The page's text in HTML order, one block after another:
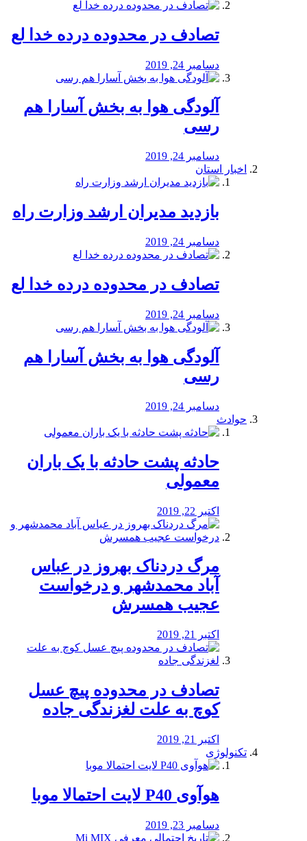
تصادف در محدوده درده خدا لع
دسامبر 24, 2019
آلودگی هوا به بخش آسارا هم
رسی
دسامبر 24, 2019
اخبار استان
بازدید مدیران ارشد وزارت راه
دسامبر 24, 2019
تصادف در محدوده درده خدا لع
دسامبر 24, 2019
آلودگی هوا به بخش آسارا هم
رسی
دسامبر 24, 2019
حوادث
️حادثه پشت حادثه با یک باران
معمولی
اکتبر 22, 2019
مرگ دردناک بهروز در عباس
آباد محمدشهر و درخواست
عجیب همسرش
اکتبر 21, 2019
تصادف در محدوده پیچ عسل
کوچ به علت لغزندگی جاده
اکتبر 21, 2019
تکنولوژی
هوآوی P40 لایت احتمالا موبا
دسامبر 23, 2019